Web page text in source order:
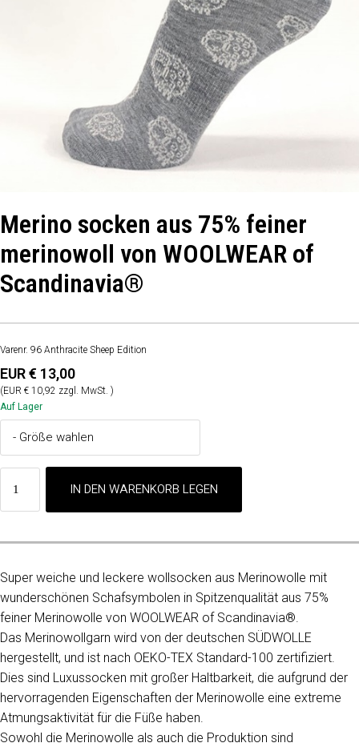
Merino socken aus 75% feiner
merinowoll von WOOLWEAR of
Scandinavia®
Varenr. 96 Anthracite Sheep Edition
EUR € 13,00
(EUR € 10,92 zzgl. MwSt. )
Auf Lager
Super weiche und leckere wollsocken aus Merinowolle mit
wunderschönen Schafsymbolen in Spitzenqualität aus 75%
feiner Merinowolle von WOOLWEAR of Scandinavia®.
Das Merinowollgarn wird von der deutschen SÜDWOLLE
hergestellt, und ist nach OEKO-TEX Standard-100 zertifiziert.
Dies sind Luxussocken mit großer Haltbarkeit, die aufgrund der
hervorragenden Eigenschaften der Merinowolle eine extreme
Atmungsaktivität für die Füße haben.
Sowohl die Merinowolle als auch die Produktion sind